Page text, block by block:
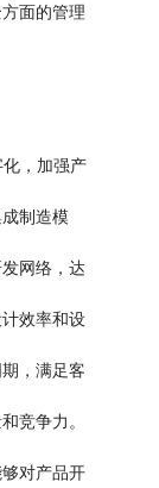
面的管理
，加强产
制造模
网络，达
效率和设
，满足客
竞争力。
对产品开